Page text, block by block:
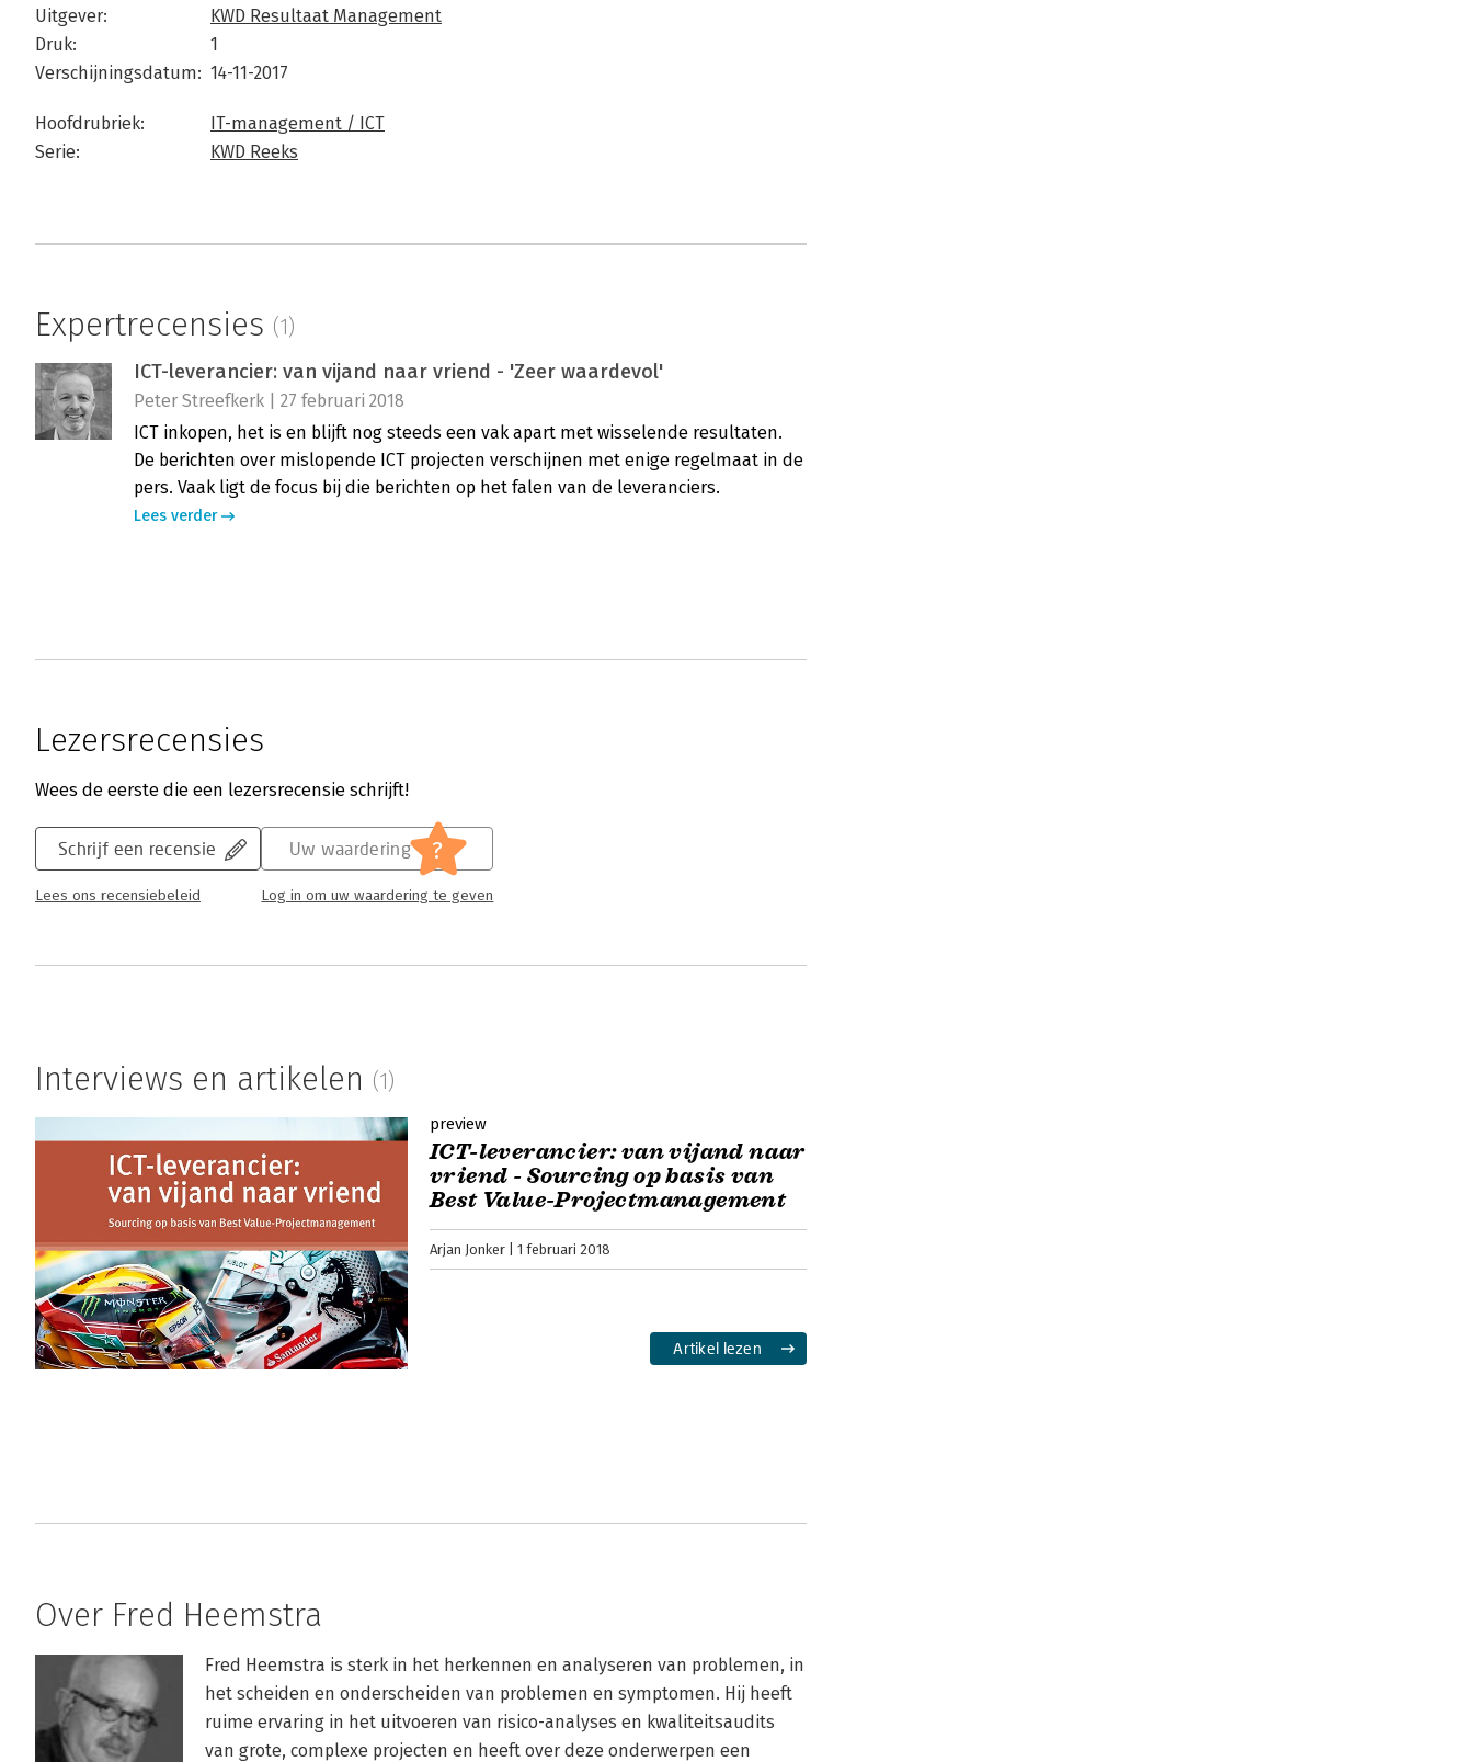
Uitgever:
KWD Resultaat Management
Druk:
1
Verschijningsdatum: 14-11-2017
Hoofdrubriek:
IT-management / ICT
Serie:
KWD Reeks
Expertrecensies (1)
ICT-leverancier: van vijand naar vriend - 'Zeer waardevol'
Peter Streefkerk | 27 februari 2018
ICT inkopen, het is en blijft nog steeds een vak apart met wisselende resultaten.
De berichten over mislopende ICT projecten verschijnen met enige regelmaat in de
pers. Vaak ligt de focus bij die berichten op het falen van de leveranciers.
Lees verder
Lezersrecensies
Wees de eerste die een lezersrecensie schrijft!
Schrijf een recensie
Lees ons recensiebeleid
Uw waardering ?
Log in om uw waardering te geven
Interviews en artikelen (1)
preview
ICT-leverancier: van vijand naar
vriend - Sourcing op basis van
Best Value-Projectmanagement
Arjan Jonker 1 februari 2018
Artikel lezen
Over Fred Heemstra
Fred Heemstra is sterk in het herkennen en analyseren van problemen, in
het scheiden en onderscheiden van problemen en symptomen. Hij heeft
ruime ervaring in het uitvoeren van risico-analyses en kwaliteitsaudits
van grote, complexe projecten en heeft over deze onderwerpen een